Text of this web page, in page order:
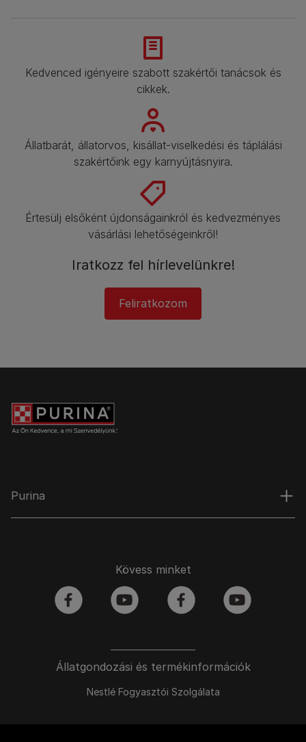
Kedvenced igényeire szabott szakértői tanácsok és
cikkek.
Állatbarát, állatorvos, kisállat-viselkedési és táplálási
szakértőink egy karnyújtásnyira.
Értesülj elsőként újdonságainkról és kedvezményes
vásárlási lehetőségeinkről!​
Iratkozz fel hírlevelünkre!
Feliratkozom
Purina
Állatgondozási és termékinformációk
Nestlé Fogyasztói Szolgálata
Kövess minket
facebook youtube facebook youtube